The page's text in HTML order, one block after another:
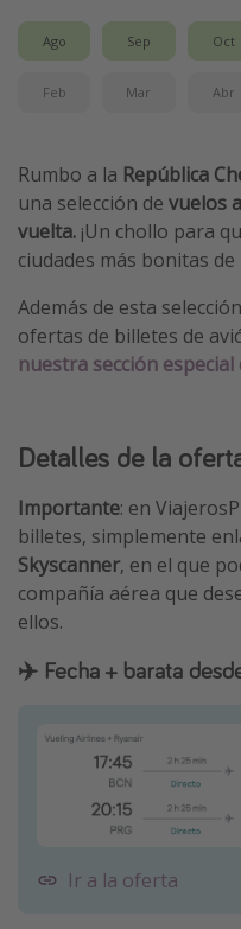
Ago Sep Oct
Feb Mar Abr
Rumbo a la República
una selección de vuelos
vuelta. ¡Un chollo para
ciudades más bonitas de
Además de esta
ofertas de billetes de
nuestra sección especial
Detalles de la
Importante: en
billetes, simplemente
Skyscanner, en el que
compañía aérea que
ellos.
✈️ Fecha + barata
Ir a la oferta